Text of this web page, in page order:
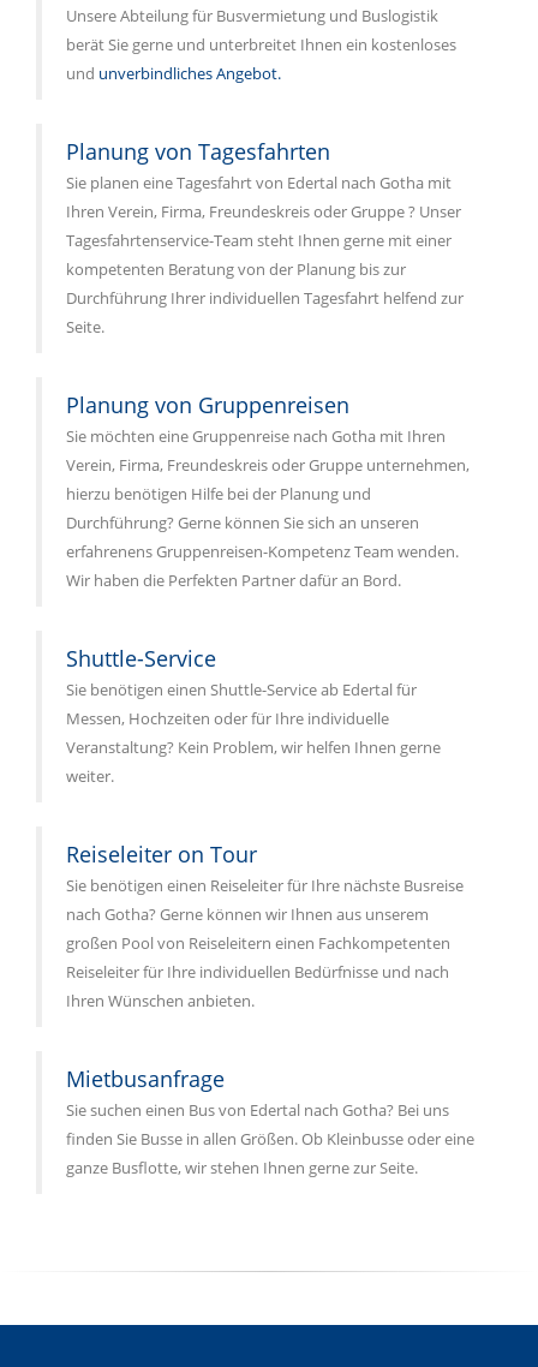
Unsere Abteilung für Busvermietung und Buslogistik
berät Sie gerne und unterbreitet Ihnen ein kostenloses
und unverbindliches Angebot.
Planung von Tagesfahrten
Sie planen eine Tagesfahrt von Edertal nach Gotha mit
Ihren Verein, Firma, Freundeskreis oder Gruppe ? Unser
Tagesfahrtenservice-Team steht Ihnen gerne mit einer
kompetenten Beratung von der Planung bis zur
Durchführung Ihrer individuellen Tagesfahrt helfend zur
Seite.
Planung von Gruppenreisen
Sie möchten eine Gruppenreise nach Gotha mit Ihren
Verein, Firma, Freundeskreis oder Gruppe unternehmen,
hierzu benötigen Hilfe bei der Planung und
Durchführung? Gerne können Sie sich an unseren
erfahrenens Gruppenreisen-Kompetenz Team wenden.
Wir haben die Perfekten Partner dafür an Bord.
Shuttle-Service
Sie benötigen einen Shuttle-Service ab Edertal für
Messen, Hochzeiten oder für Ihre individuelle
Veranstaltung? Kein Problem, wir helfen Ihnen gerne
weiter.
Reiseleiter on Tour
Sie benötigen einen Reiseleiter für Ihre nächste Busreise
nach Gotha? Gerne können wir Ihnen aus unserem
großen Pool von Reiseleitern einen Fachkompetenten
Reiseleiter für Ihre individuellen Bedürfnisse und nach
Ihren Wünschen anbieten.
Mietbusanfrage
Sie suchen einen Bus von Edertal nach Gotha? Bei uns
finden Sie Busse in allen Größen. Ob Kleinbusse oder eine
ganze Busflotte, wir stehen Ihnen gerne zur Seite.